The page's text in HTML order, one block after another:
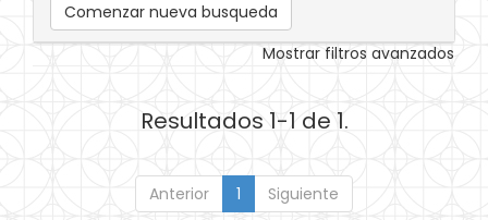
Comenzar nueva busqueda
Mostrar filtros avanzados
Resultados 1-1 de 1.
Anterior 1 Siguiente